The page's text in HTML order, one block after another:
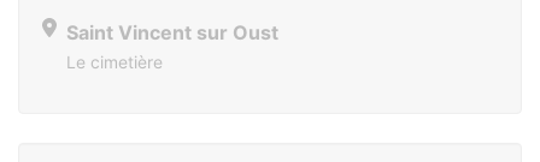
Saint Vincent sur Oust
Le cimetière